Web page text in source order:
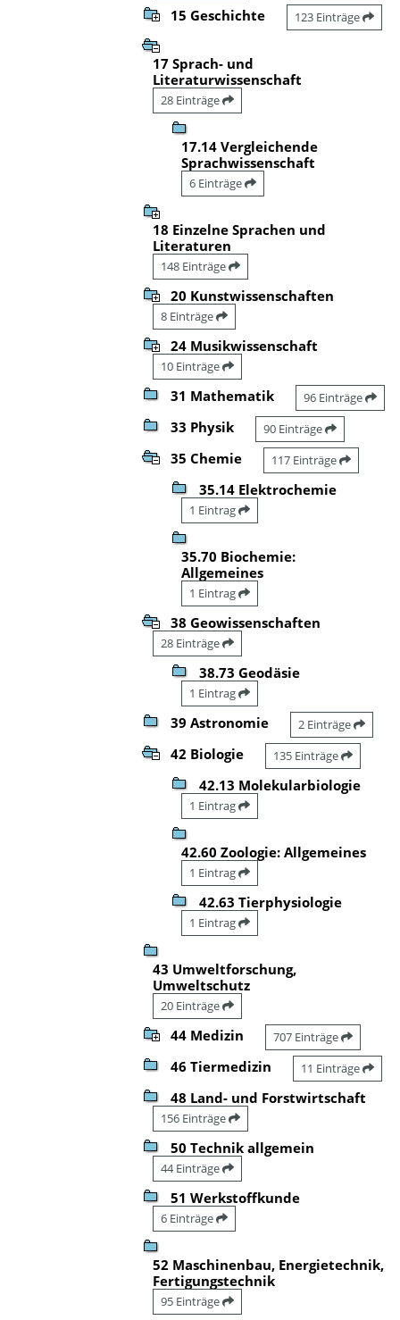
15 Geschichte 123 Einträge
17 Sprach- und
Literaturwissenschaft
28 Einträge
17.14 Vergleichende
Sprachwissenschaft
6 Einträge
18 Einzelne Sprachen und
Literaturen
148 Einträge
20 Kunstwissenschaften
8 Einträge
24 Musikwissenschaft
10 Einträge
31 Mathematik 96 Einträge
33 Physik 90 Einträge
35 Chemie 117 Einträge
35.14 Elektrochemie
1 Eintrag
35.70 Biochemie:
Allgemeines
1 Eintrag
38 Geowissenschaften
28 Einträge
38.73 Geodäsie
1 Eintrag
39 Astronomie 2 Einträge
42 Biologie 135 Einträge
42.13 Molekularbiologie
1 Eintrag
42.60 Zoologie: Allgemeines
1 Eintrag
42.63 Tierphysiologie
1 Eintrag
43 Umweltforschung,
Umweltschutz
20 Einträge
44 Medizin 707 Einträge
46 Tiermedizin 11 Einträge
48 Land- und Forstwirtschaft
156 Einträge
50 Technik allgemein
44 Einträge
51 Werkstoffkunde
6 Einträge
52 Maschinenbau, Energietechnik,
Fertigungstechnik
95 Einträge